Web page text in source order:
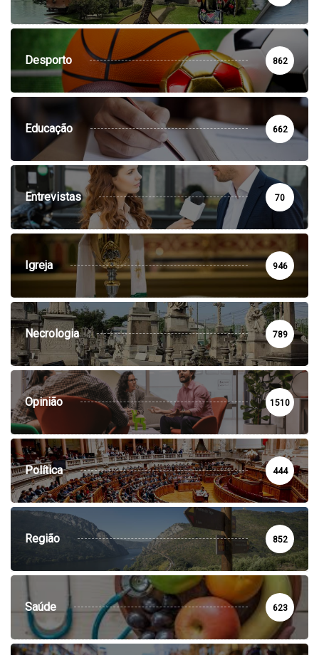
Desporto 862
Educação 662
Entrevistas 70
Igreja 946
Necrologia 789
Opinião 1510
Política 444
Região 852
Saúde 623